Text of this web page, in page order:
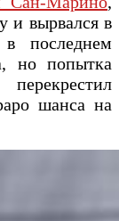
и вырвался в
последнем
но попытка
шанса на